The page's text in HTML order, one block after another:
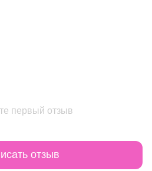
первый отзыв
отзыв